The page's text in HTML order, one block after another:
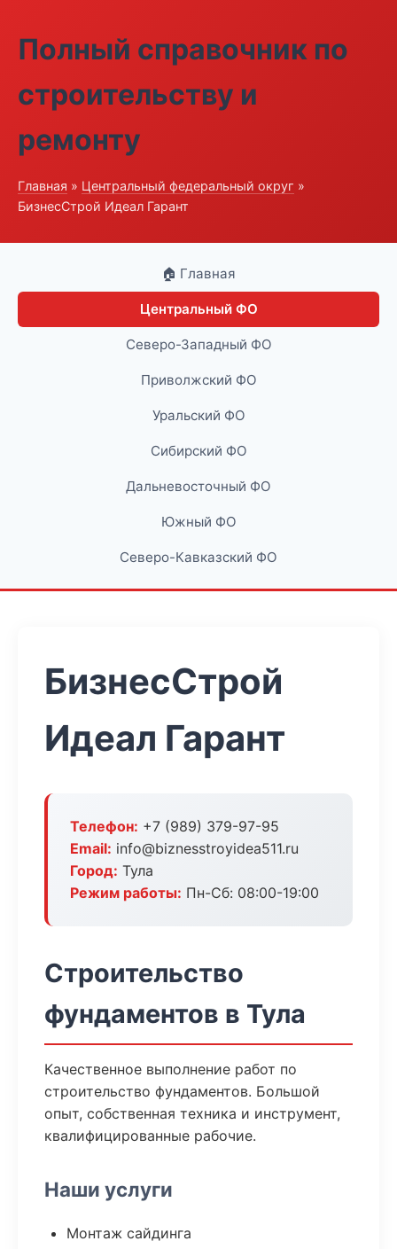
Полный справочник по
строительству и
ремонту
Главная » Центральный федеральный округ »
БизнесСтрой Идеал Гарант
🏠 Главная
Центральный ФО
Северо-Западный ФО
Приволжский ФО
Уральский ФО
Сибирский ФО
Дальневосточный ФО
Южный ФО
Северо-Кавказский ФО
БизнесСтрой
Идеал Гарант
Телефон: +7 (989) 379-97-95
Email: info@biznesstroyidea511.ru
Город: Тула
Режим работы: Пн-Сб: 08:00-19:00
Строительство
фундаментов в Тула
Качественное выполнение работ по
строительство фундаментов. Большой
опыт, собственная техника и инструмент,
квалифицированные рабочие.
Наши услуги
Монтаж сайдинга